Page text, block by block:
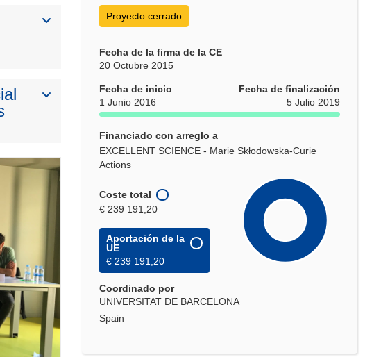
Proyecto cerrado
Fecha de la firma de la CE
20 Octubre 2015
Fecha de inicio
1 Junio 2016
Fecha de finalización
5 Julio 2019
Financiado con arreglo a
EXCELLENT SCIENCE - Marie Skłodowska-Curie
Actions
Coste total
€ 239 191,20
Aportación de la
UE
€ 239 191,20
Coordinado por
UNIVERSITAT DE BARCELONA
Spain